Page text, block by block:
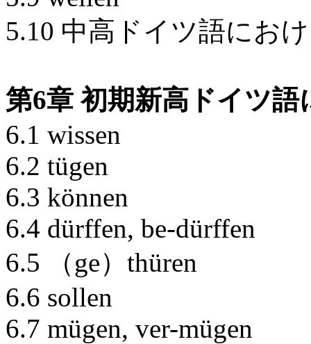
5.10 中高ドイツ語にお
第6章 初期新高ドイツ
6.1 wissen
6.2 tügen
6.3 können
6.4 dürffen, be-dürffen
6.5 （ge）thüren
6.6 sollen
6.7 mügen, ver-mügen